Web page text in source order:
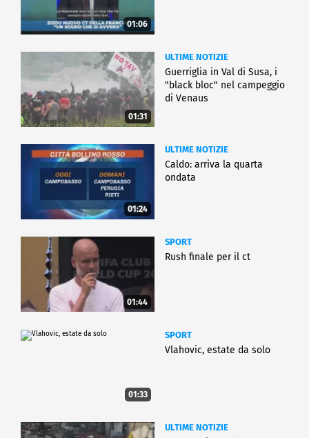
01:06
01:31
ULTIME NOTIZIE
Guerriglia in Val di Susa, i
"black bloc" nel campeggio
di Venaus
01:24
ULTIME NOTIZIE
Caldo: arriva la quarta
ondata
01:44
SPORT
Rush finale per il ct
01:33
SPORT
Vlahovic, estate da solo
ULTIME NOTIZIE